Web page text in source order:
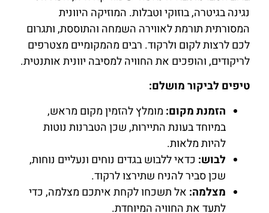
נגינה בגיטרה, בוזוקי וטבלות. המוזיקה היוונית
המסורתית תורמת לאווירה השמחה והתוססת, ותגרום
לכם לרצות לקום ולרקוד. רבים מהמקומיים מצטרפים
לריקודים, והופכים את החוויה למסיבה יוונית אותנטית.
טיפים לביקור מושלם:
הזמנת מקום: מומלץ להזמין מקום מראש,
במיוחד בעונת התיירות, שכן הטברנות נוטות
להיות מלאות.
לבוש: כדאי ללבוש בגדים נוחים ונעליים נוחות,
שכן סביר להניח שתירצו לרקוד.
מצלמה: אל תשכחו לקחת איתכם מצלמה, כדי
לתעד את החוויה המיוחדת.